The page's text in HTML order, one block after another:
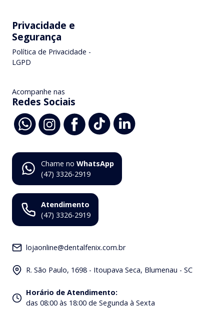
Privacidade e
Segurança
Política de Privacidade -
LGPD
Acompanhe nas
Redes Sociais
Chame no WhatsApp
(47) 3326-2919
Atendimento
(47) 3326-2919
lojaonline@dentalfenix.com.br
R. São Paulo, 1698 - Itoupava Seca, Blumenau - SC
Horário de Atendimento:
das 08:00 às 18:00 de Segunda à Sexta